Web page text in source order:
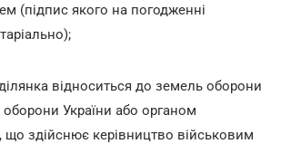
(підпис якого на погодженні
відноситься до земель оборони
оборони України або органом
здійснює керівництво військовим